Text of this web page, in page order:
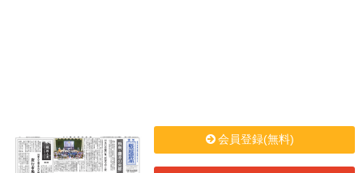
会員登録(無料)